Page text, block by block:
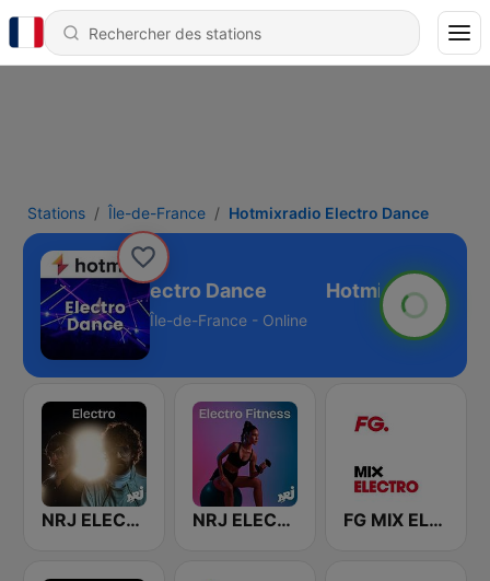
Stations Île-de-France Hotmixradio Electro Dance
Hotmixradio Electro Dance
Île-de-France - Online
NRJ ELECTRO NRJ ELECTRO FITNESS FG MIX ELECTRO